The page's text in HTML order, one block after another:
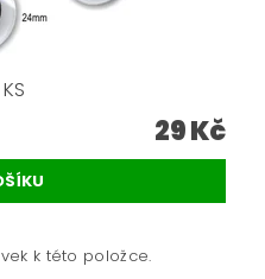
29 Kč
k této položce.